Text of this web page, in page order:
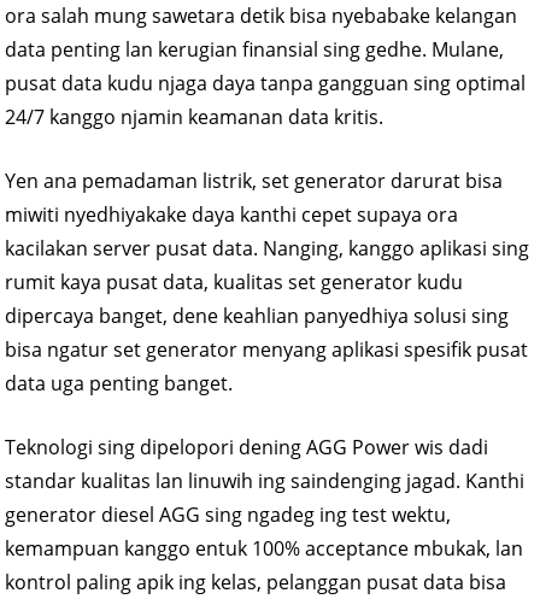
ora salah mung sawetara detik bisa nyebabake kelangan
data penting lan kerugian finansial sing gedhe. Mulane,
pusat data kudu njaga daya tanpa gangguan sing optimal
24/7 kanggo njamin keamanan data kritis.
Yen ana pemadaman listrik, set generator darurat bisa
miwiti nyedhiyakake daya kanthi cepet supaya ora
kacilakan server pusat data. Nanging, kanggo aplikasi sing
rumit kaya pusat data, kualitas set generator kudu
dipercaya banget, dene keahlian panyedhiya solusi sing
bisa ngatur set generator menyang aplikasi spesifik pusat
data uga penting banget.
Teknologi sing dipelopori dening AGG Power wis dadi
standar kualitas lan linuwih ing saindenging jagad. Kanthi
generator diesel AGG sing ngadeg ing test wektu,
kemampuan kanggo entuk 100% acceptance mbukak, lan
kontrol paling apik ing kelas, pelanggan pusat data bisa